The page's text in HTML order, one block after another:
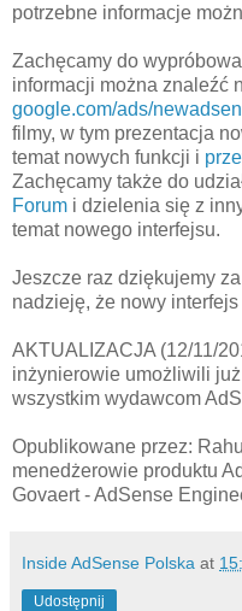
potrzebne informacje
Zachęcamy do
informacji można znaleźć
google.com/ads/
filmy, w tym prezentacja
temat nowych funkcji i
Zachęcamy także do
Forum i dzielenia się z
temat nowego interfejsu.
Jeszcze raz dziękujemy
nadzieję, że nowy
AKTUALIZACJA (12/11/
inżynierowie umożliwili
wszystkim wydawcom
Opublikowane przez:
menedżerowie produktu
Govaert - AdSense
Inside AdSense Polska at
Udostępnij